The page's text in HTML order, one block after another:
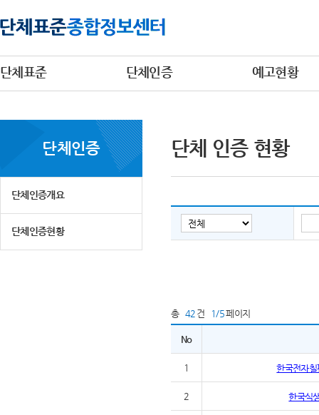
단체표준 단체인증 예고현황
단체인증
단체인증개요
단체인증현황
단체 인증 현황
총 42 건 1/5페이지
No
1 한국전자
2 한국식